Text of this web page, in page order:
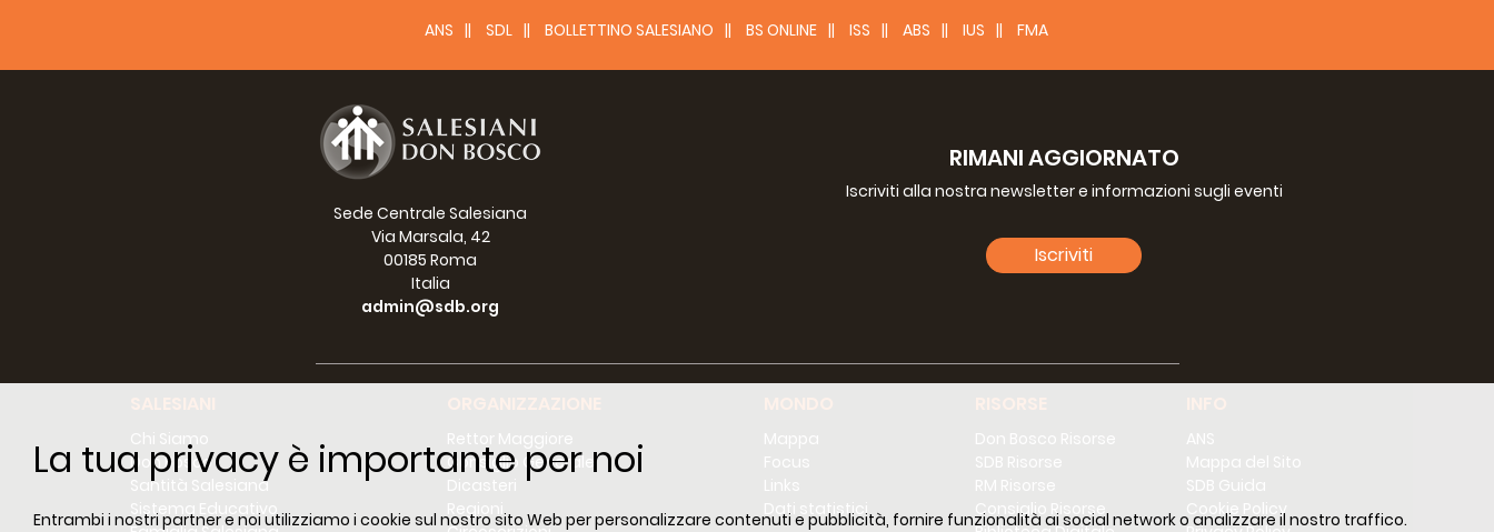
La tua privacy è importante per noi
Entrambi i nostri partner e noi utilizziamo i cookie sul nostro sito Web per personalizzare contenuti e pubblicità, fornire funzionalità ai social network o analizzare il nostro traffico.
ANS SDL BOLLETTINO SALESIANO BS ONLINE ISS ABS IUS FMA
Sede Centrale Salesiana
Via Marsala, 42
00185 Roma
Italia
admin@sdb.org
RIMANI AGGIORNATO
Iscriviti alla nostra newsletter e informazioni sugli eventi
Iscriviti
Chi Siamo
Don Bosco
Santità Salesiana
Sistema Educativo
Consiglio Generale
Regioni
Dati statistici
Consiglio Risorse
Cookie Policy